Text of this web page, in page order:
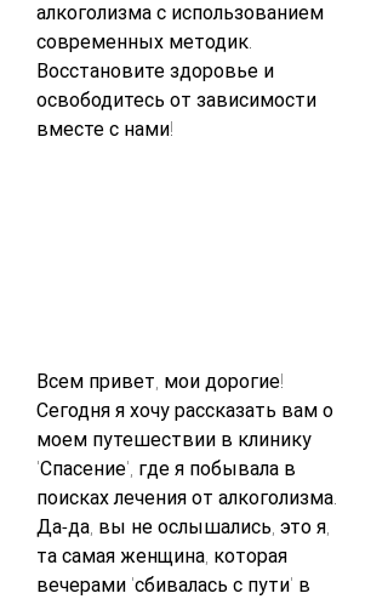
алкоголизма с использованием
современных методик.
Восстановите здоровье и
освободитесь от зависимости
вместе с нами!
Всем привет, мои дорогие!
Сегодня я хочу рассказать вам о
моем путешествии в клинику
'Спасение', где я побывала в
поисках лечения от алкоголизма.
Да-да, вы не ослышались, это я,
та самая женщина, которая
вечерами 'сбивалась с пути' в